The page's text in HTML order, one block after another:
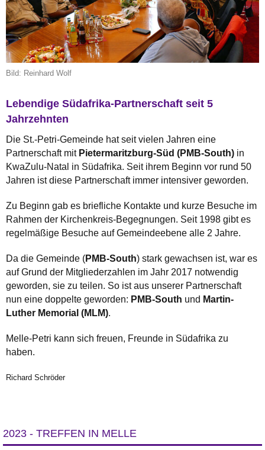
Bild: Reinhard Wolf
Lebendige Südafrika-Partnerschaft seit 5
Jahrzehnten
Die St.-Petri-Gemeinde hat seit vielen Jahren eine
Partnerschaft mit Pietermaritzburg-Süd (PMB-South) in
KwaZulu-Natal in Südafrika. Seit ihrem Beginn vor rund 50
Jahren ist diese Partnerschaft immer intensiver geworden.
Zu Beginn gab es briefliche Kontakte und kurze Besuche im
Rahmen der Kirchenkreis-Begegnungen. Seit 1998 gibt es
regelmäßige Besuche auf Gemeindeebene alle 2 Jahre.
Da die Gemeinde (PMB-South) stark gewachsen ist, war es
auf Grund der Mitgliederzahlen im Jahr 2017 notwendig
geworden, sie zu teilen. So ist aus unserer Partnerschaft
nun eine doppelte geworden: PMB-South und Martin-
Luther Memorial (MLM).
Melle-Petri kann sich freuen, Freunde in Südafrika zu
haben.
Richard Schröder
2023 - TREFFEN IN MELLE